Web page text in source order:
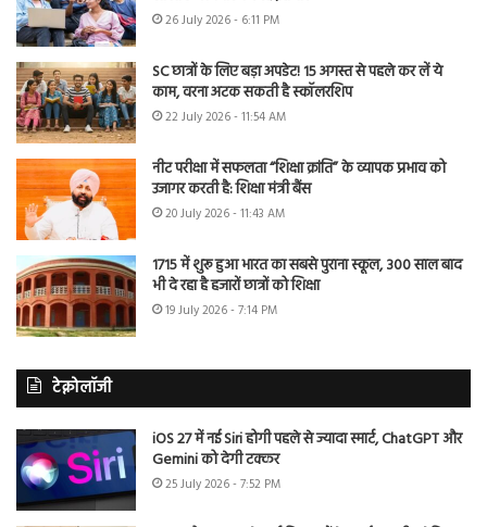
26 July 2026 - 6:11 PM
SC छात्रों के लिए बड़ा अपडेट! 15 अगस्त से पहले कर लें ये
काम, वरना अटक सकती है स्कॉलरशिप
22 July 2026 - 11:54 AM
नीट परीक्षा में सफलता “शिक्षा क्रांति” के व्यापक प्रभाव को
उजागर करती है: शिक्षा मंत्री बैंस
20 July 2026 - 11:43 AM
1715 में शुरू हुआ भारत का सबसे पुराना स्कूल, 300 साल बाद
भी दे रहा है हजारों छात्रों को शिक्षा
19 July 2026 - 7:14 PM
टेक्नोलॉजी
iOS 27 में नई Siri होगी पहले से ज्यादा स्मार्ट, ChatGPT और
Gemini को देगी टक्कर
25 July 2026 - 7:52 PM